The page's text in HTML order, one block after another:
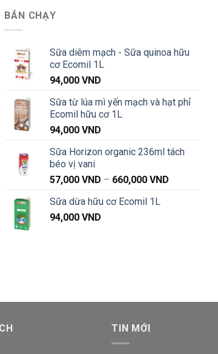
VND
VND
VND
BÁN CHẠY
Sữa diêm mạch - Sữa quinoa hữu
cơ Ecomil 1L
94,000VND
Sữa từ lúa mì yến mạch và hạt phỉ
Ecomil hữu cơ 1L
94,000VND
Sữa Horizon organic 236ml tách
béo vị vani
57,000VND – 660,000VND
Sữa dừa hữu cơ Ecomil 1L
94,000VND
TIN MỚI